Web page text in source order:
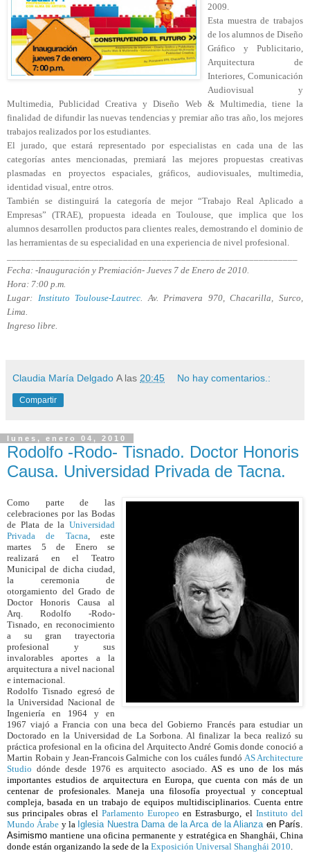
2009.
Esta muestra de trabajos
de los alumnos de Diseño
Gráfico y Publicitario,
Arquitectura de
Interiores, Comunicación
Audiovisual y
Multimedia, Publicidad Creativa y Diseño Web & Multimedia, tiene la
finalidad de difundir las nuevas tendencias y premiar año tras año, los mejores
trabajos realizados por los estudiantes.
El jurado, que estará representado por especialistas en cada una de las
categorías antes mencionadas, premiará las mejores propuestas creativas
plasmadas en proyectos espaciales, gráficos, audiovisuales, multimedia,
identidad visual, entre otros.
También se distinguirá la categoría de mejor “Trabajo Real Aplicado a
Empresas” (TRAE), propuesta ideada en Toulouse, que implica que los
alumnos desarrollen productos para clientes reales, demostrando el dominio de
las herramientas de su especialidad en una experiencia de nivel profesional.
Fecha: -Inauguración y Premiación- Jueves 7 de Enero de 2010.
Hora: 7:00 p.m.
Lugar: Instituto Toulouse-Lautrec . Av. Primavera 970, Chacarilla, Surco,
Lima.
Ingreso libre.
Claudia María Delgado A las 20:45 No hay comentarios.:
Compartir
lunes, enero 04, 2010
Rodolfo -Rodo- Tisnado. Doctor Honoris
Causa. Universidad Privada de Tacna.
Como parte de las
celebraciones por las Bodas
de Plata de la Universidad
Privada de Tacna, este
martes 5 de Enero se
realizará en el Teatro
Municipal de dicha ciudad,
la ceremonia de
otorgamiento del Grado de
Doctor Honoris Causa al
Arq. Rodolfo -Rodo-
Tisnado, en reconocimiento
a su gran trayectoria
profesional y sus
invalorables aportes a la
arquitectura a nivel nacional
e internacional.
Rodolfo Tisnado egresó de
la Universidad Nacional de
Ingeniería en 1964 y en
1967 viajó a Francia con una beca del Gobierno Francés para estudiar un
Doctorado en la Universidad de La Sorbona. Al finalizar la beca realizó su
práctica profesional en la oficina del Arquitecto André Gomis donde conoció a
Martin Robain y Jean-Francois Galmiche con los cuáles fundó AS Architecture
Studio dónde desde 1976 es arquitecto asociado. AS es uno de los más
importantes estudios de arquitectura en Europa, que cuenta con más de un
centenar de profesionales. Maneja una filosofía proyectual y conceptual
compleja, basada en un trabajo de equipos multidisciplinarios. Cuenta entre
sus principales obras el Parlamento Europeo en Estrasburgo, el Instituto del
Mundo Árabe y la Iglesia Nuestra Dama de la Arca de la Alianzaen París.
Asimismo mantiene una oficina permanente y estratégica en Shanghái, China
donde están organizando la sede de la Exposición Universal Shanghái 2010.